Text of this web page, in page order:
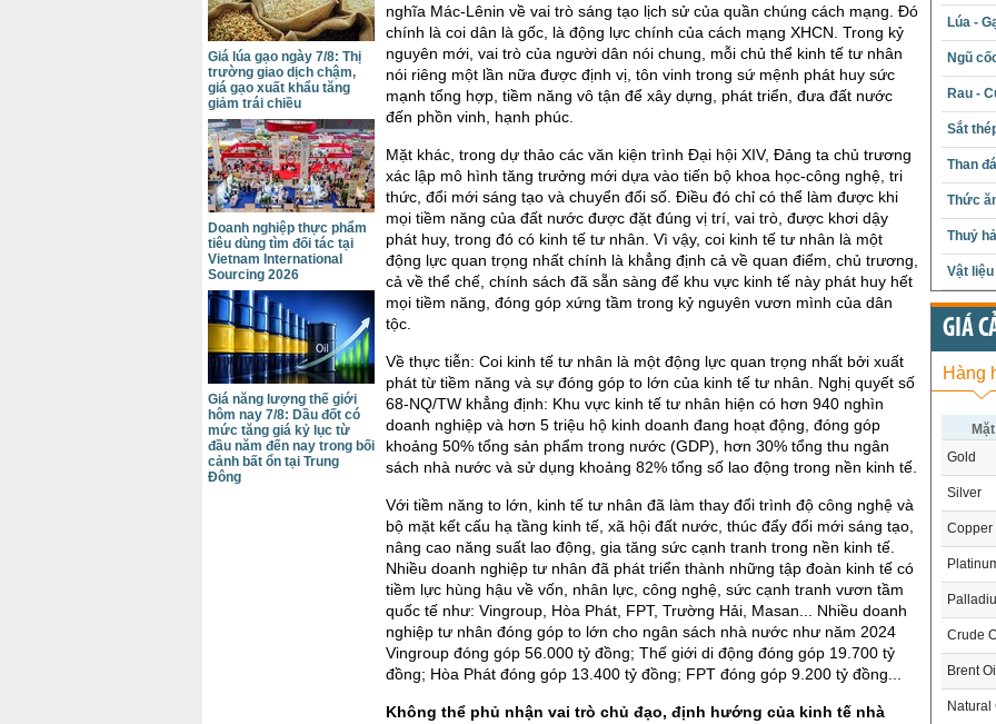
nghĩa Mác-Lênin về vai trò sáng tạo lịch sử của quần chúng cách mạng. Đó
chính là coi dân là gốc, là động lực chính của cách mạng XHCN. Trong kỷ
nguyên mới, vai trò của người dân nói chung, mỗi chủ thể kinh tế tư nhân
nói riêng một lần nữa được định vị, tôn vinh trong sứ mệnh phát huy sức
mạnh tổng hợp, tiềm năng vô tận để xây dựng, phát triển, đưa đất nước
đến phồn vinh, hạnh phúc.
Mặt khác, trong dự thảo các văn kiện trình Đại hội XIV, Đảng ta chủ trương
xác lập mô hình tăng trưởng mới dựa vào tiến bộ khoa học-công nghệ, tri
thức, đổi mới sáng tạo và chuyển đổi số. Điều đó chỉ có thể làm được khi
mọi tiềm năng của đất nước được đặt đúng vị trí, vai trò, được khơi dậy
phát huy, trong đó có kinh tế tư nhân. Vì vậy, coi kinh tế tư nhân là một
động lực quan trọng nhất chính là khẳng định cả về quan điểm, chủ trương,
cả về thể chế, chính sách đã sẵn sàng để khu vực kinh tế này phát huy hết
mọi tiềm năng, đóng góp xứng tầm trong kỷ nguyên vươn mình của dân
tộc.
Về thực tiễn: Coi kinh tế tư nhân là một động lực quan trọng nhất bởi xuất
phát từ tiềm năng và sự đóng góp to lớn của kinh tế tư nhân. Nghị quyết số
68-NQ/TW khẳng định: Khu vực kinh tế tư nhân hiện có hơn 940 nghìn
doanh nghiệp và hơn 5 triệu hộ kinh doanh đang hoạt động, đóng góp
khoảng 50% tổng sản phẩm trong nước (GDP), hơn 30% tổng thu ngân
sách nhà nước và sử dụng khoảng 82% tổng số lao động trong nền kinh tế.
Với tiềm năng to lớn, kinh tế tư nhân đã làm thay đổi trình độ công nghệ và
bộ mặt kết cấu hạ tầng kinh tế, xã hội đất nước, thúc đẩy đổi mới sáng tạo,
nâng cao năng suất lao động, gia tăng sức cạnh tranh trong nền kinh tế.
Nhiều doanh nghiệp tư nhân đã phát triển thành những tập đoàn kinh tế có
tiềm lực hùng hậu về vốn, nhân lực, công nghệ, sức cạnh tranh vươn tầm
quốc tế như: Vingroup, Hòa Phát, FPT, Trường Hải, Masan... Nhiều doanh
nghiệp tư nhân đóng góp to lớn cho ngân sách nhà nước như năm 2024
Vingroup đóng góp 56.000 tỷ đồng; Thế giới di động đóng góp 19.700 tỷ
đồng; Hòa Phát đóng góp 13.400 tỷ đồng; FPT đóng góp 9.200 tỷ đồng...
Không thể phủ nhận vai trò chủ đạo, định hướng của kinh tế nhà
Giá lúa gạo ngày 7/8: Thị
trường giao dịch chậm,
giá gạo xuất khẩu tăng
giảm trái chiều
Doanh nghiệp thực phẩm
tiêu dùng tìm đối tác tại
Vietnam International
Sourcing 2026
Giá năng lượng thế giới
hôm nay 7/8: Dầu đốt có
mức tăng giá kỷ lục từ
đầu năm đến nay trong bối
cảnh bất ổn tại Trung
Đông
Lúa -
Ngũ
Rau -
Sắt
Than đá
Thức
Thuỷ
Vật
GIÁ
Hàng
Gold
Silver
Copper
Crude
Brent
Natural